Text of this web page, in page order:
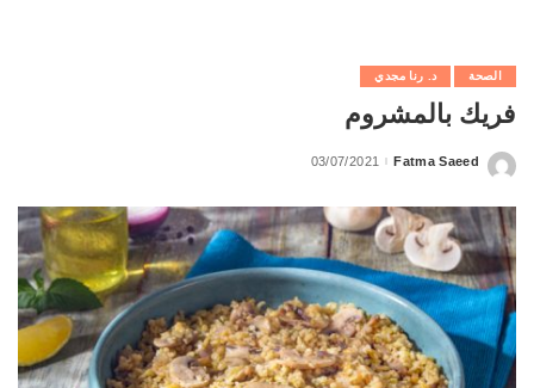
الصحة د. رنا مجدي
فريك بالمشروم
Posted
Fatma Saeed
03/07/2021